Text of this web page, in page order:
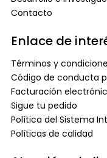
Contacto
Enlace de
Términos y
Código de conducta
Facturación
Sigue tu pedido
Política del Sistema
Políticas de calidad